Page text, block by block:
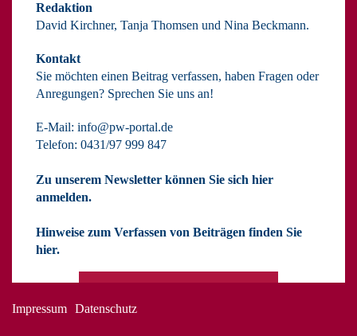
Redaktion
David Kirchner, Tanja Thomsen und Nina Beckmann.
Kontakt
Sie möchten einen Beitrag verfassen, haben Fragen oder
Anregungen? Sprechen Sie uns an!
E-Mail: info@pw-portal.de
Telefon: 0431/97 999 847
Zu unserem Newsletter können Sie sich hier
anmelden.
Hinweise zum Verfassen von Beiträgen finden Sie
hier.
Impressum Datenschutz